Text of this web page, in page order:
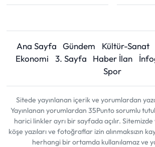
Ana Sayfa Gündem Kültür-Sanat
Ekonomi
3. Sayfa Haber İlan
Spor
Sitede yayınlanan içerik ve yorumlardan
Yayınlanan yorumlardan 35Punto sorumlu
harici linkler ayrı bir sayfada açılır.
köşe yazıları ve fotoğraflar izin alınmaksızın
herhangi bir ortamda kullanılamaz ve